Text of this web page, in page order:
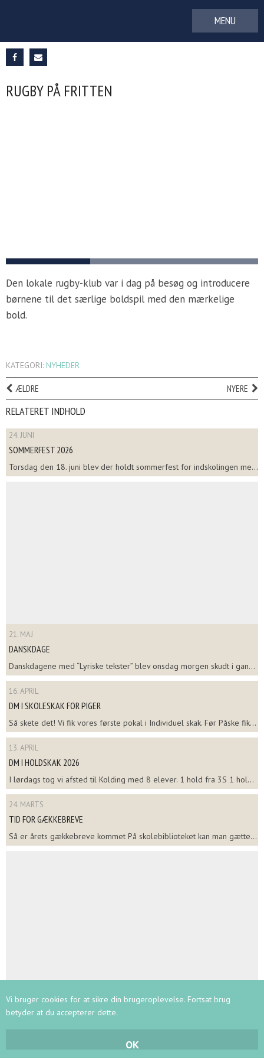
RUGBY PÅ FRITTEN
Den lokale rugby-klub var i dag på besøg og introducere
børnene til det særlige boldspil med den mærkelige
bold.
KATEGORI: NYHEDER
ÆLDRE NYERE
RELATERET INDHOLD
24. JUNI
SOMMERFEST 2026
Torsdag den 18. juni blev der holdt sommerfest for indskolingen me...
21. MAJ
DANSKDAGE
Danskdagene med “Lyriske tekster” blev onsdag morgen skudt i gan...
16. APRIL
DM I SKOLESKAK FOR PIGER
Så skete det! Vi fik vores første pokal i Individuel skak. Før Påske fik...
13. APRIL
DM I HOLDSKAK 2026
I lørdags tog vi afsted til Kolding med 8 elever. 1 hold fra 3S 1 hol...
24. MARTS
TID FOR GÆKKEBREVE
Så er årets gækkebreve kommet På skolebiblioteket kan man gætte...
24. MARTS
KØBENHAVNSMESTERSKABET I SKOLESKAK FOR HOLD
Vi bruger cookies for at sikre din brugeroplevelse. Fortsat brug
betyder at du accepterer dette.
OK